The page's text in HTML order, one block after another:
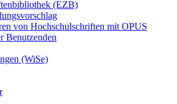
(EZB)
von Hochschulschriften mit OPUS
Benutzenden
(WiSe)